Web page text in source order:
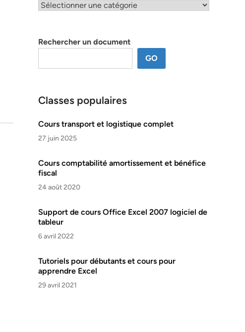
Classification
Rechercher un document
GO
Classes populaires
Cours transport et logistique complet
27 juin 2025
Cours comptabilité amortissement et bénéfice
fiscal
24 août 2020
Support de cours Office Excel 2007 logiciel de
tableur
6 avril 2022
Tutoriels pour débutants et cours pour
apprendre Excel
29 avril 2021